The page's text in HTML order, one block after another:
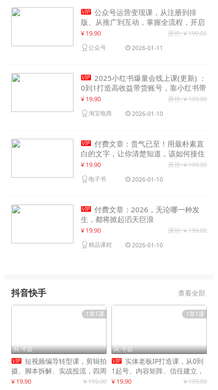
 公众号运营变现课，从注册到排
版、从推广到互动，掌握全流程，开启
个人品牌月入30000+
¥ 19.90 原价: ¥ 199.00
公众号 2026-01-11
 2025小红书爆量会线上课(更新) ：
0到1打造高收益带货账号，靠小红书带
货年入100w？机会来了！
¥ 19.90 原价: ¥ 199.00
淘宝电商 2026-01-10
 付费文章：贵气已至！用最朴素直
白的文字，让你清楚知道，该如何接住
这一次时代的泼天富贵
¥ 19.90 原价: ¥ 199.00
电子书 2026-01-10
 付费文章：2026，无论哪一种发
生，都将掀起滔天巨浪
¥ 19.90 原价: ¥ 199.00
精品课程 2026-01-10
抖音快手 查看全部
1章1课
 千启
 短视频编导转型课，剪辑拍
摄、脚本拆解、实战投流，四周
系统教学，快速入行月入2w+
¥ 19.90 ¥ 199.00
1章1课
 千启
 实体老板IP打造课，从0到
1起号、内容矩阵、信任建立，
打造门店IP，稳定获客增收
¥ 19.90 ¥ 199.00